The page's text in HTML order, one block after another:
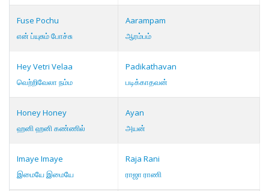
Fuse Pochu
என் ப்யுசும் போச்சு
Aarampam
ஆரம்பம்
Hey Vetri Velaa
வெற்றிவேலா நம்ம
Padikathavan
படிக்காதவன்
Honey Honey
ஹனி ஹனி கண்ணில்
Ayan
அயன்
Imaye Imaye
இமையே இமையே
Raja Rani
ராஜா ராணி